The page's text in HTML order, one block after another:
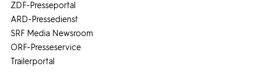
ZDF-Presseportal
ARD-Pressedienst
SRF Media Newsroom
ORF-Presseservice
Trailerportal